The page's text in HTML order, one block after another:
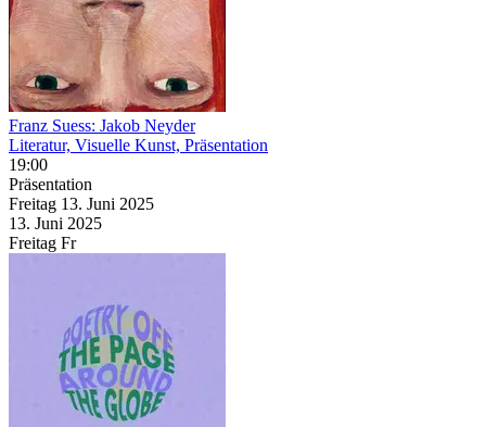
Franz Suess: Jakob Neyder
Literatur, Visuelle Kunst, Präsentation
19:00
Präsentation
Freitag 13. Juni 2025
13. Juni 2025
Freitag Fr